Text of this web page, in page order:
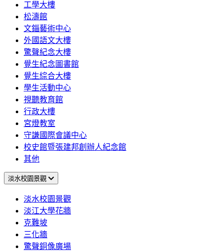
工學大樓
松濤館
文錙藝術中心
外國語文大樓
驚聲紀念大樓
覺生紀念圖書館
覺生綜合大樓
學生活動中心
視聽教育館
行政大樓
宮燈教室
守謙國際會議中心
校史館暨張建邦創辦人紀念館
其他
淡水校園景觀
淡水校園景觀
淡江大學花牆
克難坡
三化牆
驚聲銅像廣場